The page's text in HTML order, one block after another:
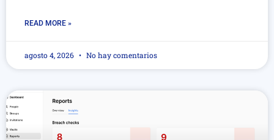
READ MORE »
agosto 4, 2026 No hay comentarios